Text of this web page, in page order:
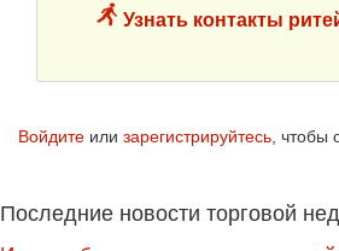
Узнать контакты
Войдите или зарегистрируйтесь, чтобы
Последние новости торговой